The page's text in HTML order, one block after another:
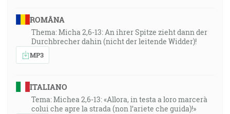
ROMÂNA
Thema: Micha 2,6-13: An ihrer Spitze zieht dann der
Durchbrecher dahin (nicht der leitende Widder)!
MP3
ITALIANO
Tema: Michea 2,6-13: «Allora, in testa a loro marcerà
colui che apre la strada (non l’ariete che guida)!»